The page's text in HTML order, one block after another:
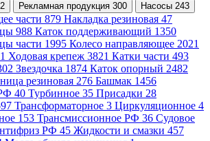
Рекламная продукция 300 Насосы 243
части 879 Накладка резиновая 47
988 Каток поддерживающий 1350
части 1995 Колесо направляющее 2021
Ходовая крепеж 3821 Катки части 493
Звездочка 1874 Каток опорный 2482
резиновая 276 Башмак 1456
40 Турбинное 35 Присадки 28
Трансформаторное 3 Циркуляционное 4
153 Трансмиссионное РФ 36 Судовое
РФ 45 Жидкости и смазки 457